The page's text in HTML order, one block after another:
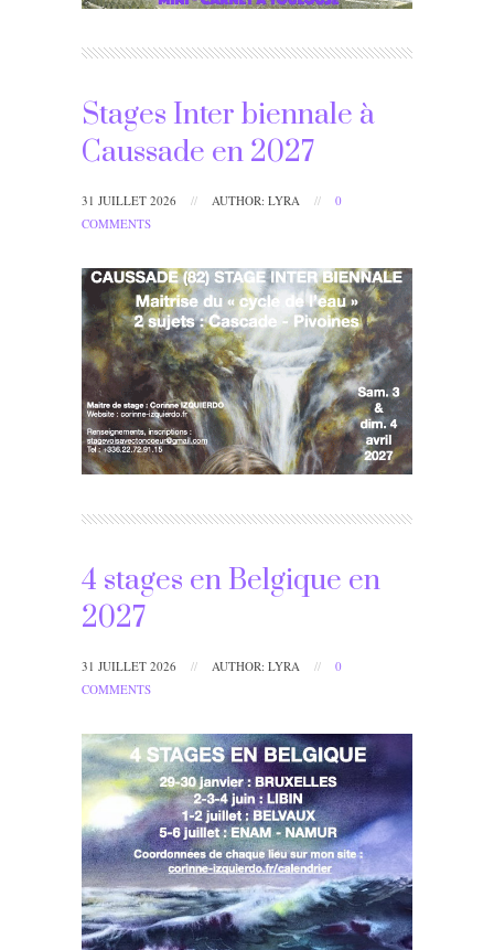
Stages Inter biennale à
Caussade en 2027
31 JUILLET 2026 // AUTHOR: LYRA //
0
COMMENTS
4 stages en Belgique en
2027
31 JUILLET 2026 // AUTHOR: LYRA //
0
COMMENTS